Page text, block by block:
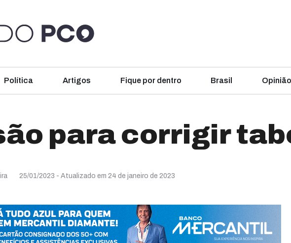
Política Artigos Fique por dentro Brasil Opinião
para corrigir
25/01/2023 - Atualizado em 24 de janeiro de 2023